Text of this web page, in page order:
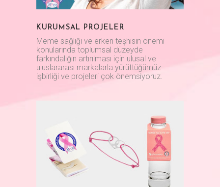
KURUMSAL PROJELER
Meme sağlığı ve erken teşhisin önemi
konularında toplumsal düzeyde
farkındalığın artırılması için ulusal ve
uluslararası markalarla yürüttüğümüz
işbirliği ve projeleri çok önemsiyoruz.